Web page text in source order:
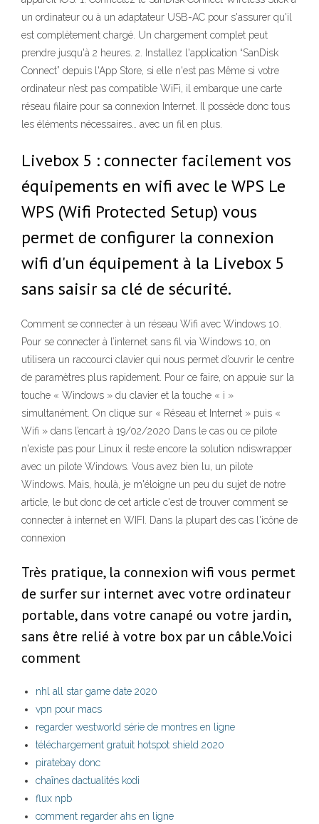
un ordinateur ou à un adaptateur USB-AC pour s'assurer qu'il
est complètement chargé. Un chargement complet peut
prendre jusqu'à 2 heures. 2. Installez l'application “SanDisk
Connect” depuis l'App Store, si elle n'est pas Même si votre
ordinateur n’est pas compatible WiFi, il embarque une carte
réseau filaire pour sa connexion Internet. Il possède donc tous
les éléments nécessaires… avec un fil en plus.
Livebox 5 : connecter facilement vos
équipements en wifi avec le WPS Le
WPS (Wifi Protected Setup) vous
permet de configurer la connexion
wifi d'un équipement à la Livebox 5
sans saisir sa clé de sécurité.
Comment se connecter à un réseau Wifi avec Windows 10.
Pour se connecter à l’internet sans fil via Windows 10, on
utilisera un raccourci clavier qui nous permet d’ouvrir le centre
de paramètres plus rapidement. Pour ce faire, on appuie sur la
touche « Windows » du clavier et la touche « i »
simultanément. On clique sur « Réseau et Internet » puis «
Wifi » dans l’encart à 19/02/2020 Dans le cas ou ce pilote
n'existe pas pour Linux il reste encore la solution ndiswrapper
avec un pilote Windows. Vous avez bien lu, un pilote
Windows. Mais, houlà, je m'éloigne un peu du sujet de notre
article, le but donc de cet article c'est de trouver comment se
connecter à internet en WIFI. Dans la plupart des cas l'icône de
connexion
Très pratique, la connexion wifi vous permet
de surfer sur internet avec votre ordinateur
portable, dans votre canapé ou votre jardin,
sans être relié à votre box par un câble.Voici
comment
nhl all star game date 2020
vpn pour macs
regarder westworld série de montres en ligne
téléchargement gratuit hotspot shield 2020
piratebay donc
chaînes dactualités kodi
flux npb
comment regarder ahs en ligne